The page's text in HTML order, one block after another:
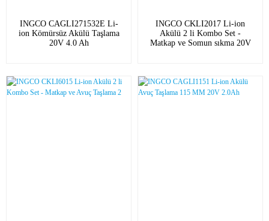
INGCO CAGLI271532E Li-
ion Kömürsüz Akülü Taşlama
20V 4.0 Ah
INGCO CKLI2017 Li-ion
Akülü 2 li Kombo Set -
Matkap ve Somun sıkma 20V